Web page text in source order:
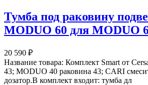
Тумба под раковину
MODUO 60 для MODUO
20 590 ₽
Название товара: Комплект Smart от
43; MODUO 40 раковина 43; CARI
дозатор.В комплект входит: тумба дл